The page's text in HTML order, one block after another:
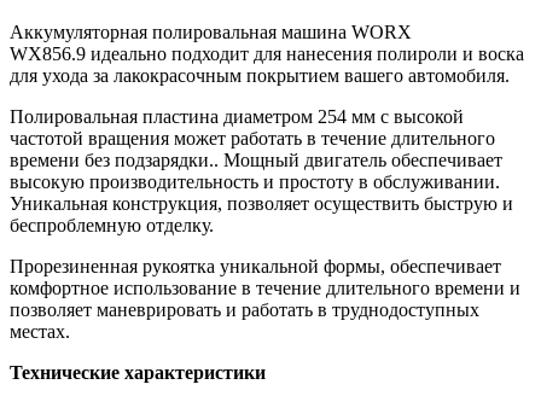
Аккумуляторная полировальная машина WORX
WX856.9 идеально подходит для нанесения полироли и воска
для ухода за лакокрасочным покрытием вашего автомобиля.
Полировальная пластина диаметром 254 мм с высокой
частотой вращения может работать в течение длительного
времени без подзарядки.. Мощный двигатель обеспечивает
высокую производительность и простоту в обслуживании.
Уникальная конструкция, позволяет осуществить быструю и
беспроблемную отделку.
Прорезиненная рукоятка уникальной формы, обеспечивает
комфортное использование в течение длительного времени и
позволяет маневрировать и работать в труднодоступных
местах.
Технические характеристики